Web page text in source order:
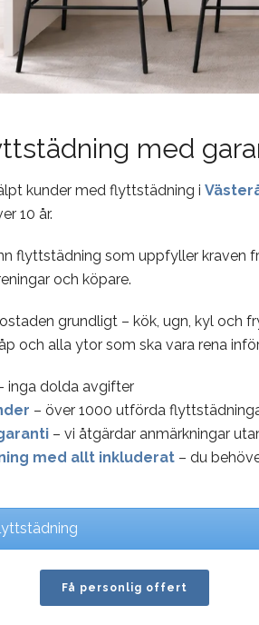
med
kunder med flyttstädning i
10 år.
flyttstädning som uppfyller kraven
och köpare.
grundligt – kök, ugn, kyl och
och alla ytor som ska vara rena
inga dolda avgifter
– över 1000 utförda
– vi åtgärdar anmärkningar
med allt inkluderat – du
Få personlig offert